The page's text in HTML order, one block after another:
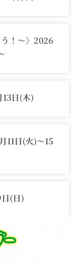
r
う！〜》2026
13日(木)
11日(火)〜15
(日)